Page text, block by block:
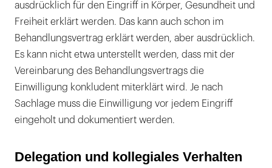
ausdrücklich für den Eingriff in Körper, Gesundheit und
Freiheit erklärt werden. Das kann auch schon im
Behandlungsvertrag erklärt werden, aber ausdrücklich.
Es kann nicht etwa unterstellt werden, dass mit der
Vereinbarung des Behandlungsvertrags die
Einwilligung konkludent miterklärt wird. Je nach
Sachlage muss die Einwilligung vor jedem Eingriff
eingeholt und dokumentiert werden.
Delegation und kollegiales Verhalten